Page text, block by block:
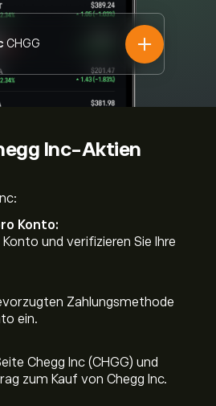
CHGG
Inc-Aktien
Konto:
und verifizieren Sie Ihre
Zahlungsmethode
ein.
Chegg Inc (CHGG) und
zum Kauf von Chegg Inc.